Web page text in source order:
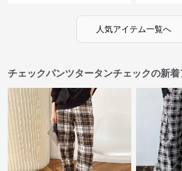
人気アイテム一覧へ
チェックパンツタータンチェックの新着